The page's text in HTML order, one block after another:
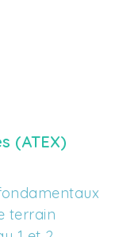
(ATEX)
terrain